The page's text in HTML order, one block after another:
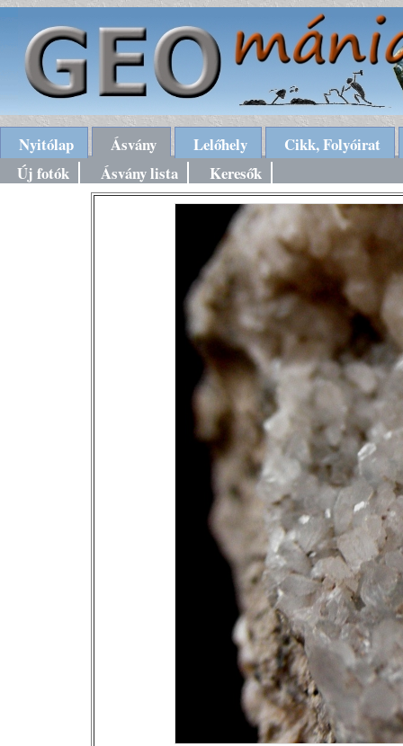
Nyitólap Ásvány Lelőhely
Cikk, Folyóirat
Új fotók
Ásvány lista Keresők